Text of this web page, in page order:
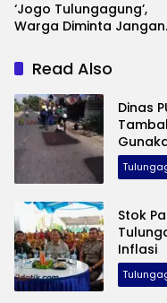
‘Jogo Tulungagung’,
Warga Diminta Jangan
Gangguan Keamanan
Read Also
Dinas
Stok
Inflasi